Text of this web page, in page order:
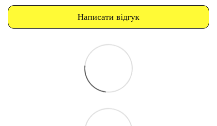
Написати відгук